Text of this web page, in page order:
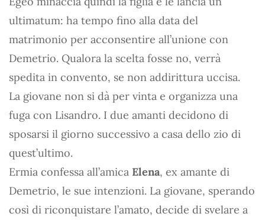
ultimatum: ha tempo fino alla data del
matrimonio per acconsentire all’unione con
Demetrio. Qualora la scelta fosse no, verrà
spedita in convento, se non addirittura uccisa.
La giovane non si dà per vinta e organizza una
fuga con Lisandro. I due amanti decidono di
sposarsi il giorno successivo a casa dello zio di
quest’ultimo.
Ermia confessa all’amica Elena, ex amante di
Demetrio, le sue intenzioni. La giovane, sperando
così di riconquistare l’amato, decide di svelare a